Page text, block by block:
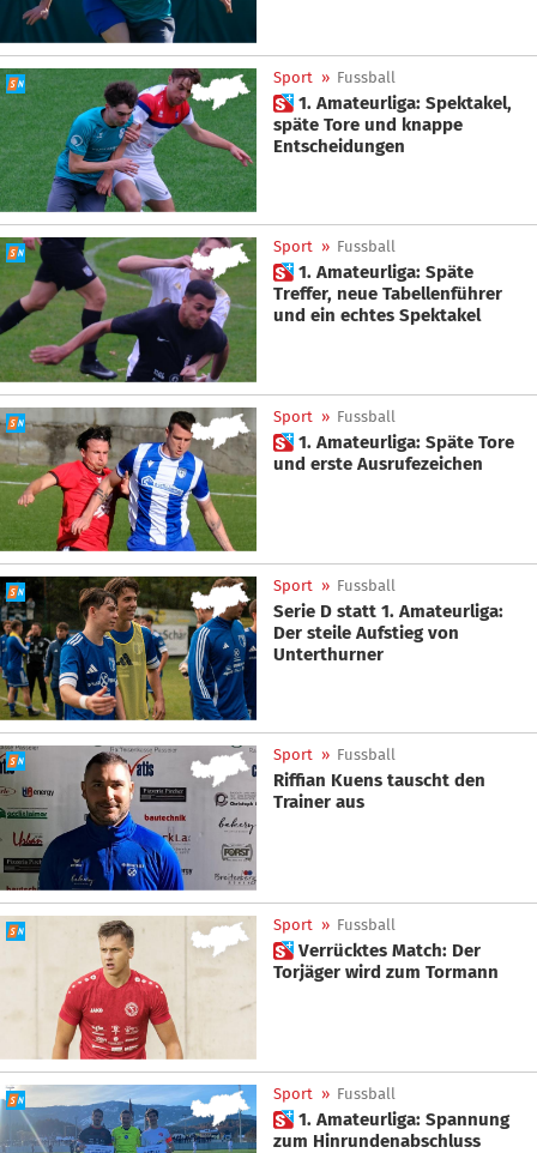
Sport » Fussball
 1. Amateurliga: Spektakel,
späte Tore und knappe
Entscheidungen
Sport » Fussball
 1. Amateurliga: Späte
Treffer, neue Tabellenführer
und ein echtes Spektakel
Sport » Fussball
 1. Amateurliga: Späte Tore
und erste Ausrufezeichen
Sport » Fussball
Serie D statt 1. Amateurliga:
Der steile Aufstieg von
Unterthurner
Sport » Fussball
Riffian Kuens tauscht den
Trainer aus
Sport » Fussball
 Verrücktes Match: Der
Torjäger wird zum Tormann
Sport » Fussball
 1. Amateurliga: Spannung
zum Hinrundenabschluss